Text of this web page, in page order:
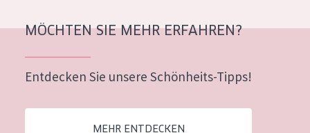
MÖCHTEN SIE MEHR ERFAHREN?
Entdecken Sie unsere Schönheits-Tipps!
MEHR ENTDECKEN